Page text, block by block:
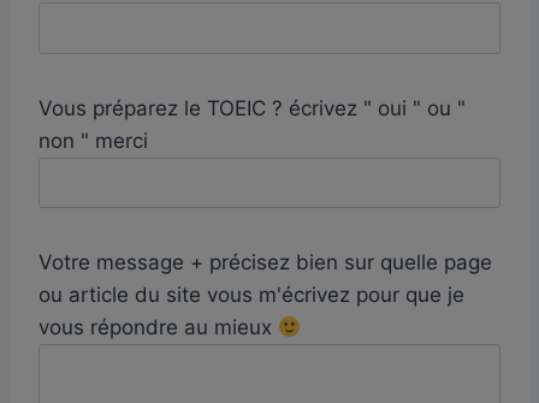
Vous préparez le TOEIC ? écrivez " oui " ou "
non " merci
Votre message + précisez bien sur quelle page
ou article du site vous m'écrivez pour que je
vous répondre au mieux